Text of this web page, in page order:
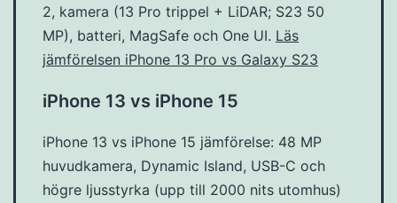
2, kamera (13 Pro trippel + LiDAR; S23 50
MP), batteri, MagSafe och One UI. Läs
jämförelsen iPhone 13 Pro vs Galaxy S23
iPhone 13 vs iPhone 15
iPhone 13 vs iPhone 15 jämförelse: 48 MP
huvudkamera, Dynamic Island, USB-C och
högre ljusstyrka (upp till 2000 nits utomhus)